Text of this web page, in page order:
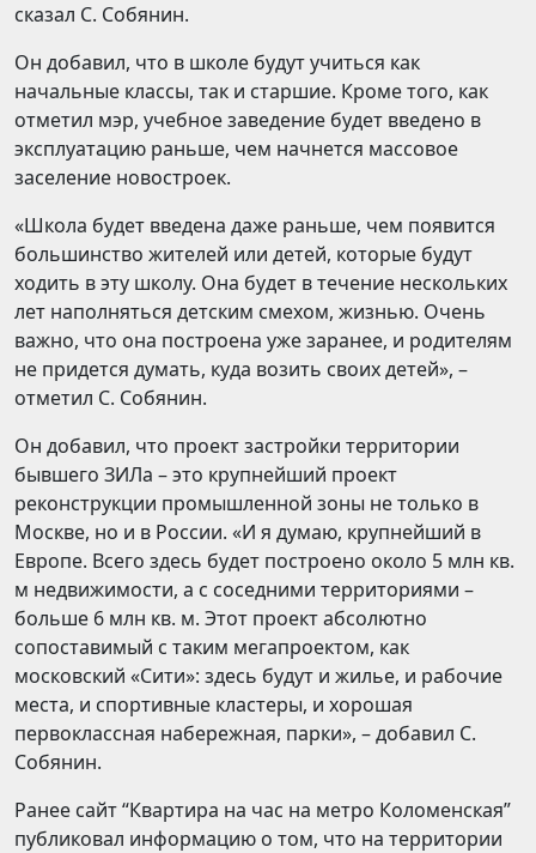
сказал С. Собянин.
Он добавил, что в школе будут учиться как
начальные классы, так и старшие. Кроме того, как
отметил мэр, учебное заведение будет введено в
эксплуатацию раньше, чем начнется массовое
заселение новостроек.
«Школа будет введена даже раньше, чем появится
большинство жителей или детей, которые будут
ходить в эту школу. Она будет в течение нескольких
лет наполняться детским смехом, жизнью. Очень
важно, что она построена уже заранее, и родителям
не придется думать, куда возить своих детей», –
отметил С. Собянин.
Он добавил, что проект застройки территории
бывшего ЗИЛа – это крупнейший проект
реконструкции промышленной зоны не только в
Москве, но и в России. «И я думаю, крупнейший в
Европе. Всего здесь будет построено около 5 млн кв.
м недвижимости, а с соседними территориями –
больше 6 млн кв. м. Этот проект абсолютно
сопоставимый с таким мегапроектом, как
московский «Сити»: здесь будут и жилье, и рабочие
места, и спортивные кластеры, и хорошая
первоклассная набережная, парки», – добавил С.
Собянин.
Ранее сайт “Квартира на час на метро Коломенская”
публиковал информацию о том, что на территории